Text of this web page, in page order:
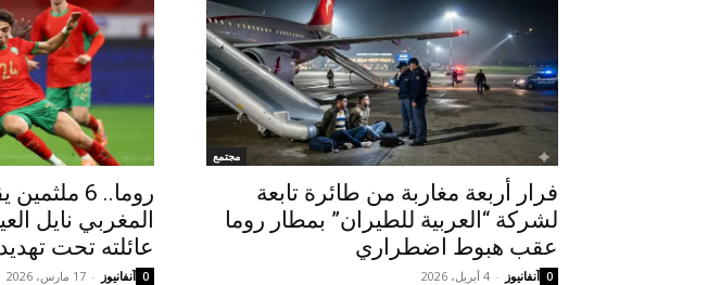
مجتمع
فرار أربعة مغاربة من طائرة تابعة
لشركة “العربية للطيران” بمطار روما
عقب هبوط اضطراري
آنفانيوز - 4 أبريل، 2026 0
روما.. 6
المغربي نايل
عائلته تحت
آنفانيوز - 17 مارس، 2026 0